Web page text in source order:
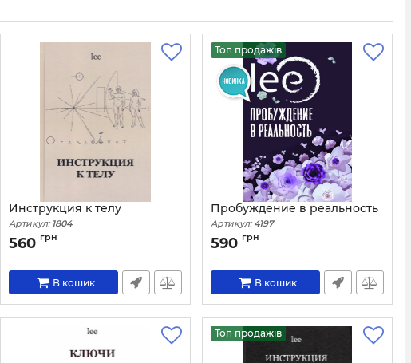
Инструкция к телу
Артикул: 1804
560 грн
В кошик
Топ продажів
Пробуждение в реальность
Артикул: 4197
590 грн
В кошик
Топ продажів